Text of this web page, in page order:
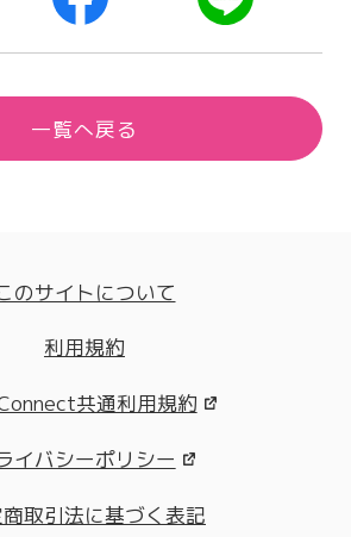
一覧へ戻る
のサイトについて
利用規約
共通利用規約
イバシーポリシー
取引法に基づく表記